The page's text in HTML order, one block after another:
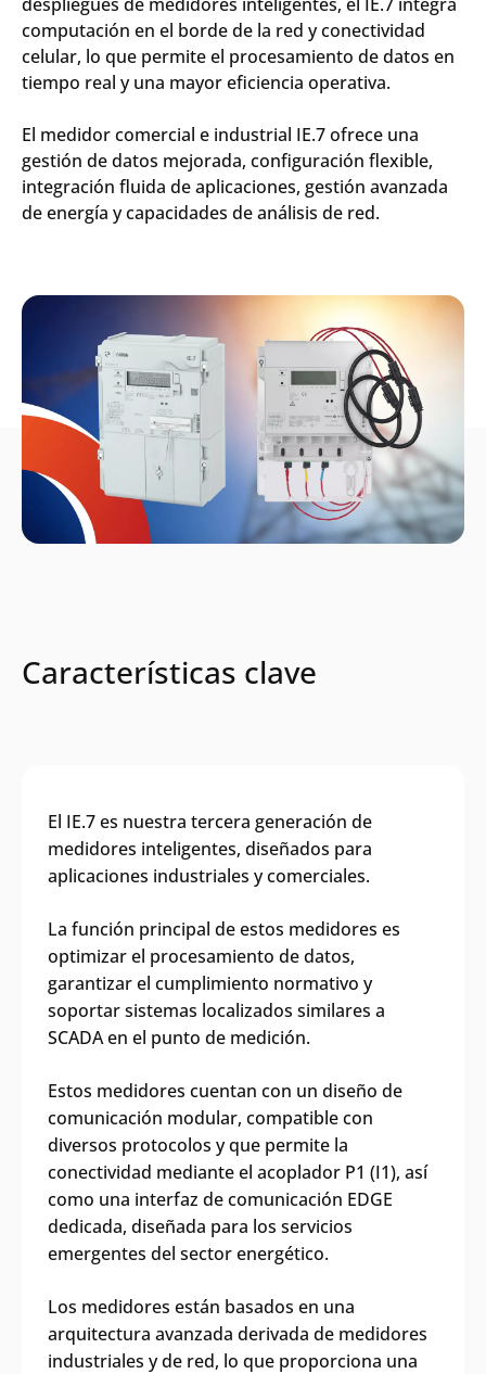
computación en el borde de la red y conectividad
celular, lo que permite el procesamiento de datos en
tiempo real y una mayor eficiencia operativa.
El medidor comercial e industrial IE.7 ofrece una
gestión de datos mejorada, configuración flexible,
integración fluida de aplicaciones, gestión avanzada
de energía y capacidades de análisis de red.
Características clave
El IE.7 es nuestra tercera generación de
medidores inteligentes, diseñados para
aplicaciones industriales y comerciales.
La función principal de estos medidores es
optimizar el procesamiento de datos,
garantizar el cumplimiento normativo y
soportar sistemas localizados similares a
SCADA en el punto de medición.
Estos medidores cuentan con un diseño de
comunicación modular, compatible con
diversos protocolos y que permite la
conectividad mediante el acoplador P1 (I1), así
como una interfaz de comunicación EDGE
dedicada, diseñada para los servicios
emergentes del sector energético.
Los medidores están basados en una
arquitectura avanzada derivada de medidores
industriales y de red, lo que proporciona una